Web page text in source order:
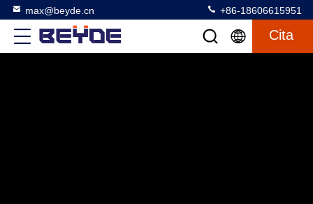
max@beyde.cn +86-18606615951
Cita